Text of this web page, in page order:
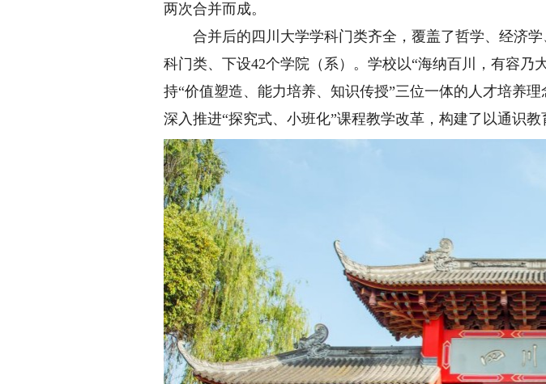
两次合并而成。
合并后的四川大学学科门类齐全，覆盖了哲学、经济学
科门类、下设42个学院（系）。学校以“海纳百川，有容
持“价值塑造、能力培养、知识传授”三位一体的人才培养
深入推进“探究式、小班化”课程教学改革，构建了以通识